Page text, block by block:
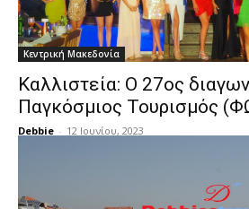
Κεντρική Μακεδονία
Καλλιστεία: Ο 27ος
Παγκόσμιος Τουρισμός
Debbie - 12 Ιουνίου, 2023